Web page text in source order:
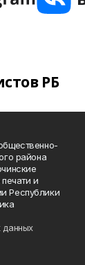
РБ
района
и
Республики
данных